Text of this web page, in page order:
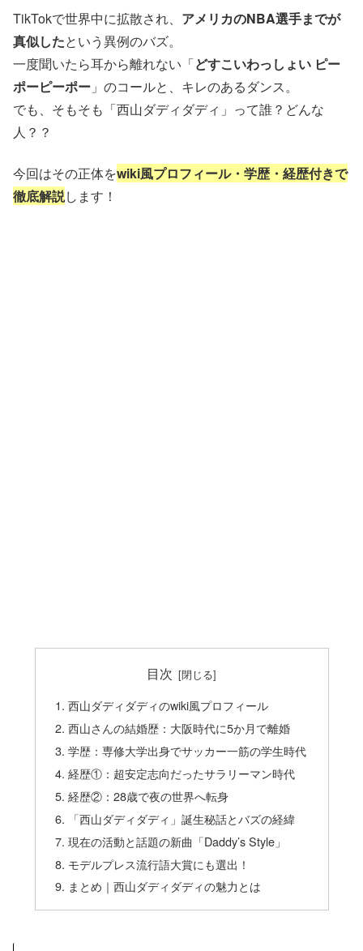
TikTokで世界中に拡散され、 アメリカのNBA選手までが
真似したという異例のバズ。
一度聞いたら耳から離れない「どすこいわっしょい ピー
ポーピーポー 」のコールと、キレのあるダンス。
でも、そもそも「西山ダディダディ」って誰？どんな
人？？
今回はその正体をwiki風プロフィール・学歴・経歴付きで
徹底解説します！
目次
西山ダディダディのwiki風プロフィール
西山さんの結婚歴：大阪時代に5か月で離婚
学歴：専修大学出身でサッカー一筋の学生時代
経歴①：超安定志向だったサラリーマン時代
経歴②：28歳で夜の世界へ転身
「西山ダディダディ」誕生秘話とバズの経緯
現在の活動と話題の新曲「Daddy’s Style」
モデルプレス流行語大賞にも選出！
まとめ｜西山ダディダディの魅力とは